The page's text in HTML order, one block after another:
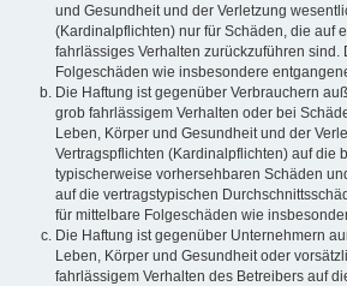
und Gesundheit und der Verletzung
(Kardinalpflichten) nur für Schäden, die auf
fahrlässiges Verhalten zurückzuführen sind.
Folgeschäden wie insbesondere
Die Haftung ist gegenüber Verbrauchern
grob fahrlässigem Verhalten oder bei
Leben, Körper und Gesundheit und der
Vertragspflichten (Kardinalpflichten) auf die
typischerweise vorhersehbaren Schäden
auf die vertragstypischen
für mittelbare Folgeschäden wie
Die Haftung ist gegenüber Unternehmern
Leben, Körper und Gesundheit oder
fahrlässigem Verhalten des Betreibers auf